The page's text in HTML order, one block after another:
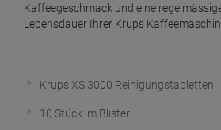
Kaffeegeschmack und eine
Lebensdauer Ihrer Krups
Krups XS 3000 Reinigungstabletten
10 Stück im Blister